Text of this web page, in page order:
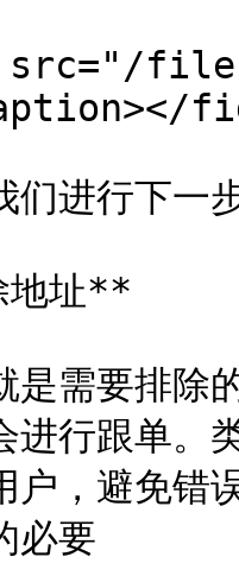
files/
们进行下一
址**
是需要排除
进行跟单。
户，避免错
必要